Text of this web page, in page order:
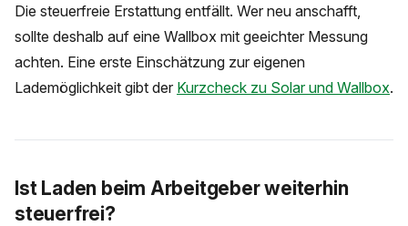
Die steuerfreie Erstattung entfällt. Wer neu anschafft,
sollte deshalb auf eine Wallbox mit geeichter Messung
achten. Eine erste Einschätzung zur eigenen
Lademöglichkeit gibt der Kurzcheck zu Solar und Wallbox.
Ist Laden beim Arbeitgeber weiterhin
steuerfrei?